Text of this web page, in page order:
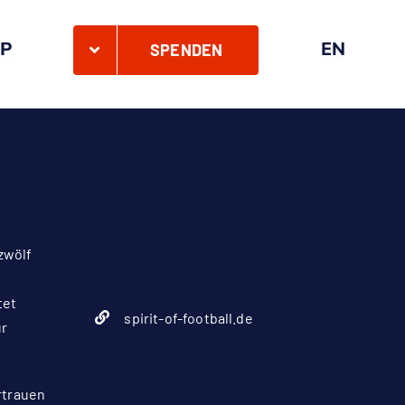
SPENDEN EN
spirit-of-football.de